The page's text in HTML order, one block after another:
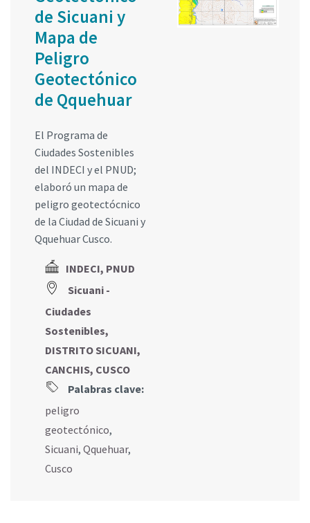
de Sicuani y
Mapa de
Peligro
Geotectónico
de Qquehuar
El Programa de
Ciudades Sostenibles
del INDECI y el PNUD;
elaboró un mapa de
peligro geotectócnico
de la Ciudad de Sicuani y
Qquehuar Cusco.
INDECI, PNUD
Sicuani -
Ciudades
Sostenibles,
DISTRITO SICUANI,
CANCHIS, CUSCO
Palabras clave:
peligro
geotectónico,
Sicuani, Qquehuar,
Cusco